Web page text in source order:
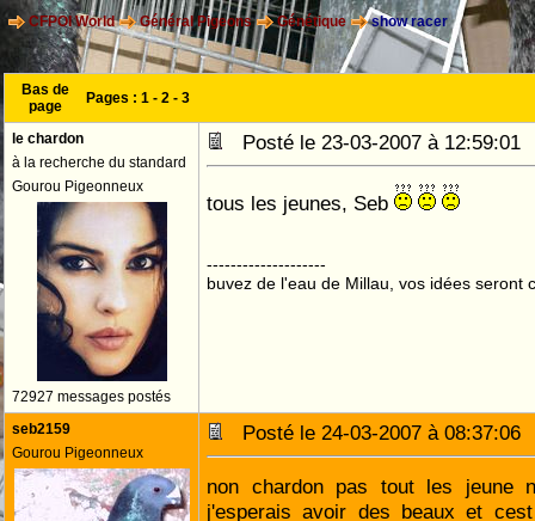
CFPOI World Général Pigeons Génétique show racer
Bas de
page
Pages : 1 - 2 - 3
le chardon
à la recherche du standard
Gourou Pigeonneux
72927 messages postés
Posté le 23-03-2007 à
tous les jeunes, Seb
--------------------
buvez de l'eau de Millau, vos idées seront
seb2159
Gourou Pigeonneux
Posté le 24-03-2007 à
non chardon pas tout les jeune
j'esperais avoir des beaux et